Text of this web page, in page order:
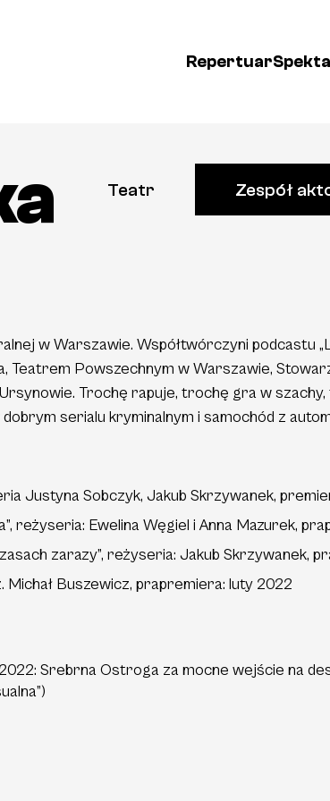
Repertuar
Teatr Zespół
w Warszawie. Współtwórczyni podcastu
Teatrem Powszechnym w Warszawie,
Trochę rapuje, trochę gra w
serialu kryminalnym i samochód z
Justyna Sobczyk, Jakub Skrzywanek,
reżyseria: Ewelina Węgiel i Anna Mazurek,
zarazy”, reżyseria: Jakub Skrzywanek,
Michał Buszewicz, prapremiera: luty 2022
Srebrna Ostroga za mocne wejście na